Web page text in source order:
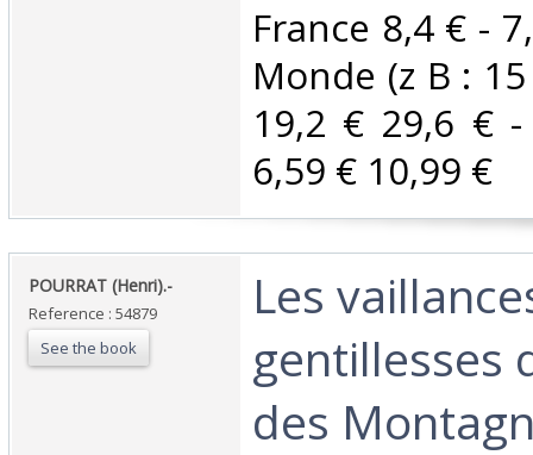
France 8,4 € -
Monde (z B :
19,2 € 29,6 €
6,59 € 10,99 € ‎
‎POURRAT (Henri).-‎
Reference : 54879
See the book
‎Les
gentillesses
des